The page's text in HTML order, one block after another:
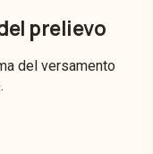
prelievo
del versamento